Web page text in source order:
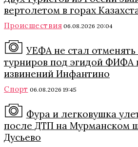
вертолетом в горах
Происшествия 06.08.2026 20:04
УЕФА не стал отменять
турниров под эгидой ФИФА
извинений Инфантино
Спорт 06.08.2026 19:45
Фура и легковушка
после ДТП на Мурманском
Дусьево